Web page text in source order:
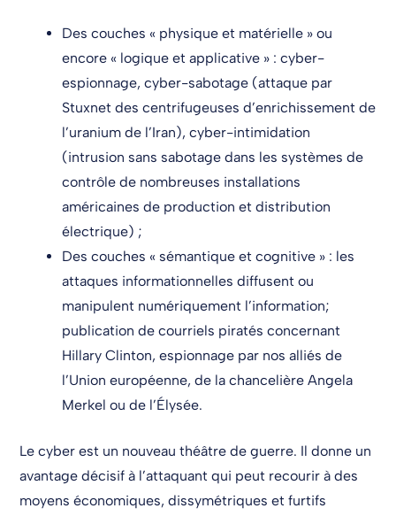
Des couches « physique et matérielle » ou
encore « logique et applicative » : cyber-
espionnage, cyber-sabotage (attaque par
Stuxnet des centrifugeuses d’enrichissement de
l’uranium de l’Iran), cyber-intimidation
(intrusion sans sabotage dans les systèmes de
contrôle de nombreuses installations
américaines de production et distribution
électrique) ;
Des couches « sémantique et cognitive » : les
attaques informationnelles diffusent ou
manipulent numériquement l’information;
publication de courriels piratés concernant
Hillary Clinton, espionnage par nos alliés de
l’Union européenne, de la chancelière Angela
Merkel ou de l’Élysée.
Le cyber est un nouveau théâtre de guerre. Il donne un
avantage décisif à l’attaquant qui peut recourir à des
moyens économiques, dissymétriques et furtifs